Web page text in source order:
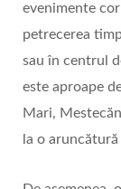
evenimente
petrecerea
sau în centrul
este aproape
Mari,
la o